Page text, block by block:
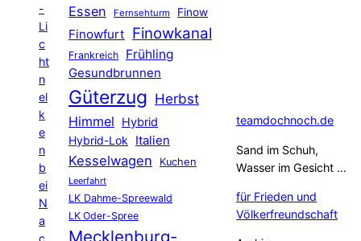
-
Li
c
ht
n
el
k
e
n
b
ei
N
a
c
Essen Fernsehturm Finow
Finowfurt Finowkanal
Frankreich Frühling
Gesundbrunnen
Güterzug Herbst
Himmel
Hybrid
Hybrid-Lok Italien
Kesselwagen Kuchen
Leerfahrt
LK Dahme-Spreewald
LK Oder-Spree
Mecklenburg-
teamdochnoch.de
Sand im Schuh,
Wasser im Gesicht …
für Frieden und
Völkerfreundschaft